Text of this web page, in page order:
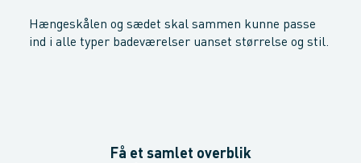
Hængeskålen og sædet skal sammen kunne passe
ind i alle typer badeværelser uanset størrelse og stil.
Få et samlet overblik